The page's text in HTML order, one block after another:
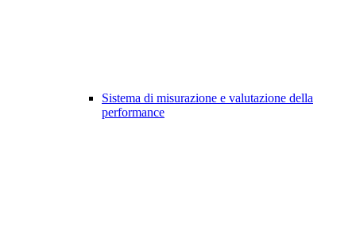
Sistema di misurazione e valutazione della
performance